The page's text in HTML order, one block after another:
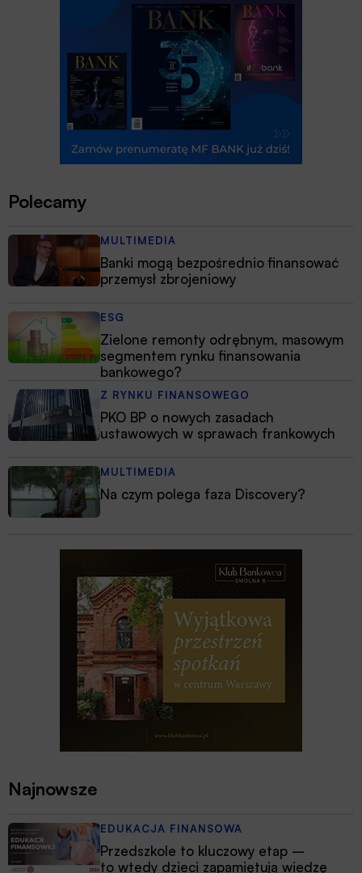
Polecamy
MULTIMEDIA
Banki mogą bezpośrednio finansować
przemysł zbrojeniowy
ESG
Zielone remonty odrębnym, masowym
segmentem rynku finansowania
bankowego?
Z RYNKU FINANSOWEGO
PKO BP o nowych zasadach
ustawowych w sprawach frankowych
MULTIMEDIA
Na czym polega faza Discovery?
Najnowsze
EDUKACJA FINANSOWA
Przedszkole to kluczowy etap –
to wtedy dzieci zapamiętują wiedzę